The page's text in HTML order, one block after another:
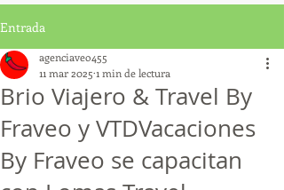
Entrada
Brio Viajero & Travel By
Fraveo y VTDVacaciones
By Fraveo se capacitan
agenciaveo455
11 mar 2025 1 min de lectura